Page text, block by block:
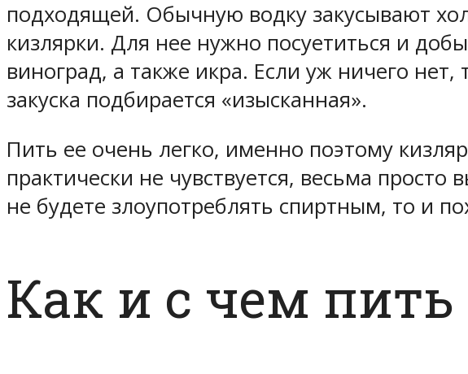
подходящей. Обычную водку закусывают
кизлярки. Для нее нужно посуетиться и
виноград, а также икра. Если уж ничего
закуска подбирается «изысканная».
Пить ее очень легко, именно поэтому
практически не чувствуется, весьма
не будете злоупотреблять спиртным, то и
Как и с чем пить